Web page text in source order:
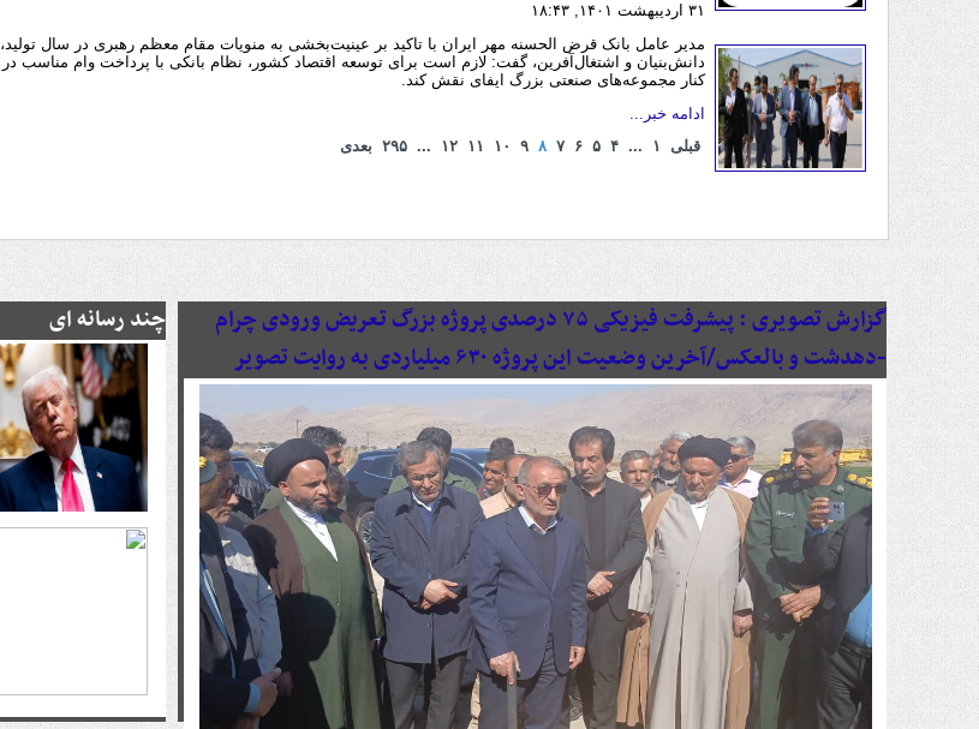
۳۱ اردیبهشت ۱۴۰۱, ۱۸:۴۳
مدیر عامل بانک قرض الحسنه مهر ایران با تاکید بر عینیت‌بخشی به منویات مقام معظم رهبری در سال تولید،
دانش‌بنیان و اشتغال‌آفرین، گفت: لازم است برای توسعه اقتصاد کشور، نظام بانکی با پرداخت وام مناسب در
کنار مجموعه‌های صنعتی بزرگ ایفای نقش کند.
ادامه خبر...
قبلی
۱ ... ۴ ۵ ۶ ۷ ۸ ۹ ۱۰ ۱۱ ۱۲ ... ۲۹۵ بعدی
گزارش تصویری :
پیشرفت فیزیکی ۷۵ درصدی پروژه بزرگ تعریض ورودی چرام
-دهدشت و بالعکس/آخرین وضعیت این پروژه ۶۳۰ میلیاردی به روایت تصویر
چند رسانه ای